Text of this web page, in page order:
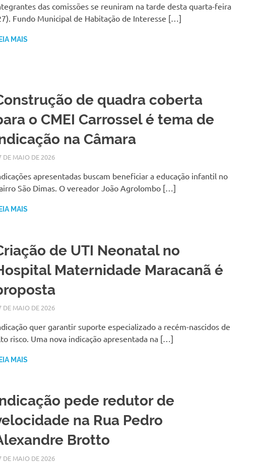
das comissões se reuniram na tarde desta quarta-feira
Fundo Municipal de Habitação de Interesse […]
MAIS
de quadra coberta
o CMEI Carrossel é tema de
na Câmara
DE MAIO DE 2026LARISSA TURKO
NOTÍCIAS
apresentadas buscam beneficiar a educação infantil no
São Dimas. O vereador João Agrolombo […]
MAIS
de UTI Neonatal no
Maternidade Maracanã é
DE MAIO DE 2026LARISSA TURKO
NOTÍCIAS
quer garantir suporte especializado a recém-nascidos de
risco. Uma nova indicação apresentada na […]
MAIS
pede redutor de
na Rua Pedro
Brotto
DE MAIO DE 2026LARISSA TURKO
NOTÍCIAS